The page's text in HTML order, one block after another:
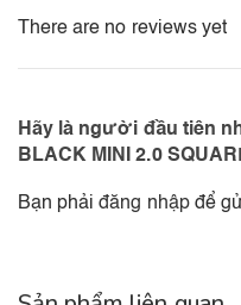
There are no reviews yet
Hãy là người đầu tiên
BLACK MINI 2.0
Bạn phảiđăng nhậpđể